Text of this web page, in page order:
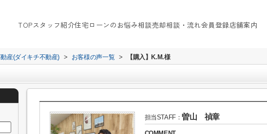
TOPスタッフ紹介住宅ローンのお悩み相談売却相談・流れ会員登録店舗案内
産(ダイキチ不動産) > お客様の声一覧 > 【購入】K.M.様
担当STAFF：曽山 禎章